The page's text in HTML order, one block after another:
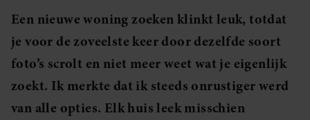
Een nieuwe woning zoeken klinkt leuk, totdat
je voor de zoveelste keer door dezelfde soort
foto’s scrolt en niet meer weet wat je eigenlijk
zoekt. Ik merkte dat ik steeds onrustiger werd
van alle opties. Elk huis leek misschien